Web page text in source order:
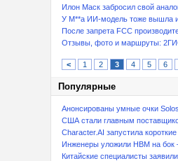
Илон Маск забросил свой
У M**a ИИ-модель тоже вышла
После запрета FCC
Отзывы, фото и маршруты:
< 1 2 3 4 5 6
Популярные
Анонсированы умные очки
США стали главным
Character.AI запустила
Инженеры уложили HBM на бок
Китайские специалисты